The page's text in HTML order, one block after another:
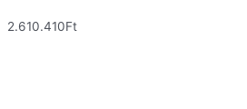
2.610.410Ft